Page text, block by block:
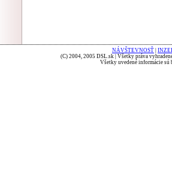
NÁVŠTEVNOSŤ
(C) 2004, 2005 DSL.sk | Všetky práva
Všetky uvedené informácie sú